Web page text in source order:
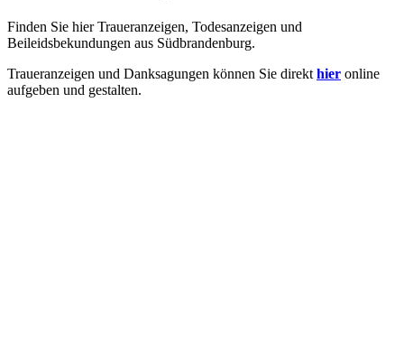
Finden Sie hier Traueranzeigen, Todesanzeigen und
Beileidsbekundungen aus Südbrandenburg.
Traueranzeigen und Danksagungen können Sie direkt hier online
aufgeben und gestalten.